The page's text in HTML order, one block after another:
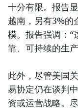
十分有限。报告
越南，另有3%的
模。报告强调：“
靠、可持续的生
此外，尽管美国
易协定仍在谈判
资或运营战略。